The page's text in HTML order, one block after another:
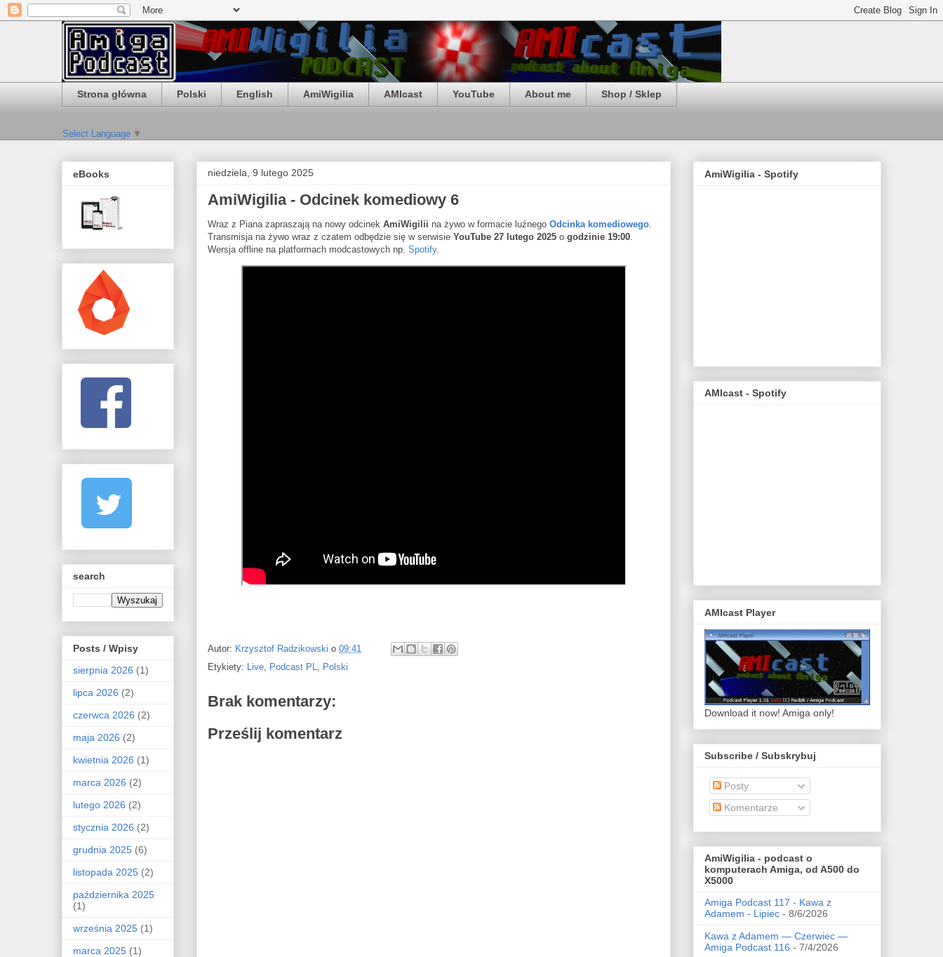
Strona główna Polski English AmiWigilia AMIcast YouTube About me Shop / Sklep
Select Language ▼
niedziela, 9 lutego 2025
AmiWigilia - Odcinek komediowy 6
Wraz z Piana zapraszają na nowy odcinek AmiWigilii na żywo w formacie luźnego Odcinka komediowego.
Transmisja na żywo wraz z czatem odbędzie się w serwisie YouTube 27 lutego 2025 o godzinie 19:00.
Wersja offline na platformach modcastowych np. Spotify.
Autor: Krzysztof Radzikowski o 09:41
Etykiety: Live, Podcast PL, Polski
Brak komentarzy:
Prześlij komentarz
eBooks
search
Posts / Wpisy
sierpnia 2026 (1)
lipca 2026 (2)
czerwca 2026 (2)
maja 2026 (2)
kwietnia 2026 (1)
marca 2026 (2)
lutego 2026 (2)
stycznia 2026 (2)
grudnia 2025 (6)
listopada 2025 (2)
października 2025
(1)
września 2025 (1)
marca 2025 (1)
AmiWigilia - Spotify
AMIcast - Spotify
AMIcast Player
Download it now! Amiga only!
Subscribe / Subskrybuj
Posty
Komentarze
AmiWigilia - podcast o
komputerach Amiga, od A500 do
X5000
Amiga Podcast 117 - Kawa z
Adamem - Lipiec - 8/6/2026
Kawa z Adamem — Czerwiec —
Amiga Podcast 116 - 7/4/2026